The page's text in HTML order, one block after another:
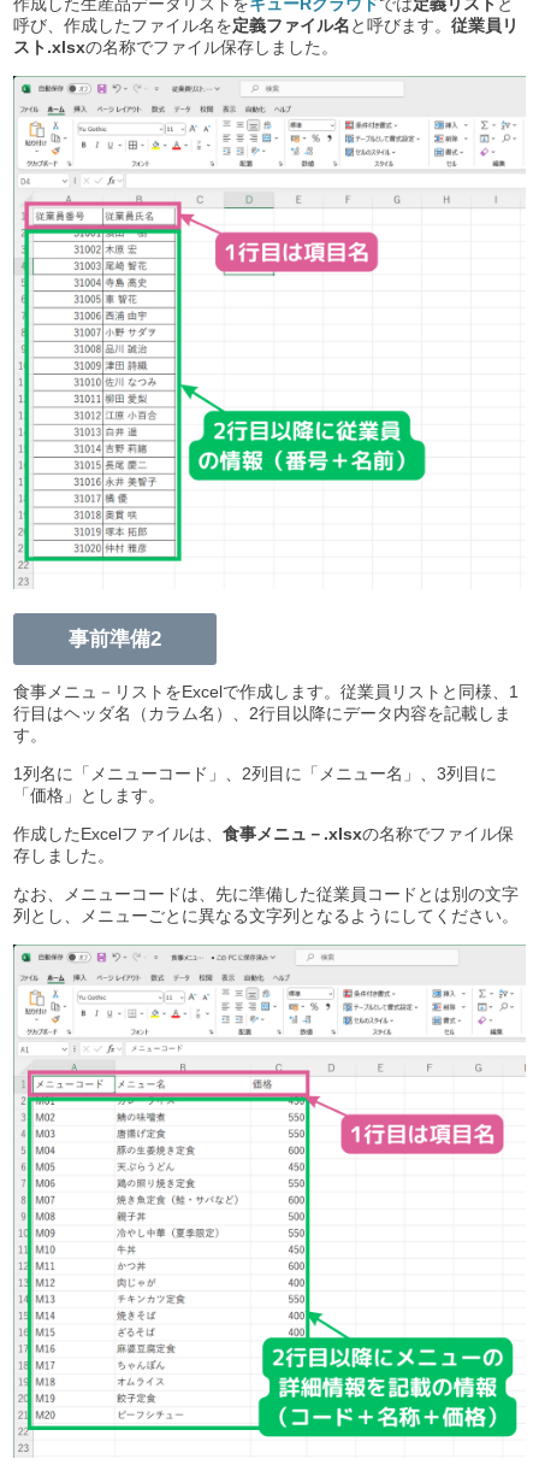
作成した生産品データリストをキューRクラウドでは定義リスト と
呼び、作成したファイル名を定義ファイル名と呼びます。従業員リ
スト.xlsxの名称でファイル保存しました。
事前準備2
食事メニュ－リストをExcelで作成します。従業員リストと同様、1
行目はヘッダ名（カラム名）、2行目以降にデータ内容を記載しま
す。
1列名に「メニューコード」、2列目に「メニュー名」、3列目に
「価格」とします。
作成したExcelファイルは、食事メニュ－.xlsxの名称でファイル保
存しました。
なお、メニューコードは、先に準備した従業員コードとは別の文字
列とし、メニューごとに異なる文字列となるようにしてください。